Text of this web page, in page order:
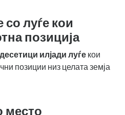
луѓе кои
позиција
десетици илјади луѓе кои
позиции низ целата земја
место